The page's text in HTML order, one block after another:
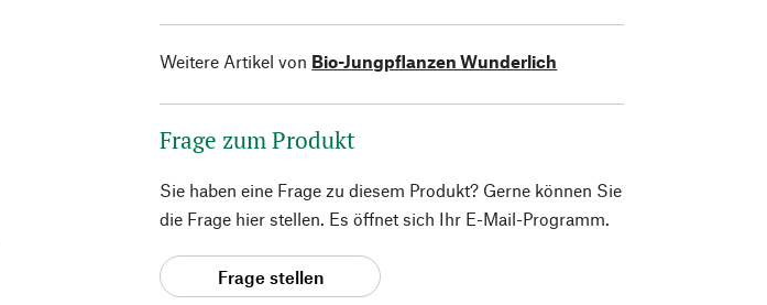
Weitere Artikel von Bio-Jungpflanzen Wunderlich
Frage zum Produkt
Sie haben eine Frage zu diesem Produkt? Gerne können Sie
die Frage hier stellen. Es öffnet sich Ihr E-Mail-Programm.
Frage stellen